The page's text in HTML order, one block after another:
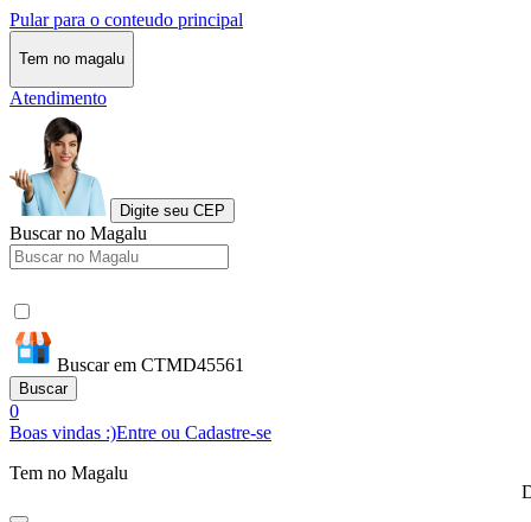
Pular para o conteudo principal
Tem no magalu
Atendimento
Digite seu CEP
Buscar no Magalu
Buscar em CTMD45561
Buscar
0
Boas vindas :)Entre ou Cadastre-se
Tem no Magalu